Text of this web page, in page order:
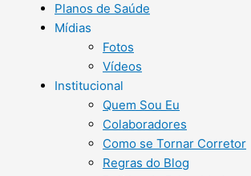
Planos de Saúde
Mídias
Fotos
Vídeos
Institucional
Quem Sou Eu
Colaboradores
Como se Tornar Corretor
Regras do Blog